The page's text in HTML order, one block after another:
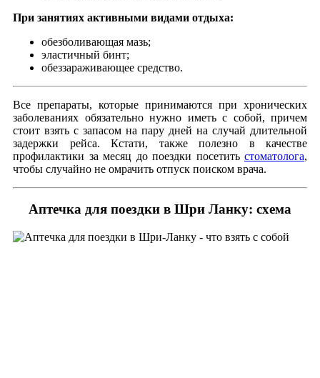
При занятиях активными видами отдыха:
обезболивающая мазь;
эластичный бинт;
обеззараживающее средство.
Все препараты, которые принимаются при хронических
заболеваниях обязательно нужно иметь с собой, причем
стоит взять с запасом на пару дней на случай длительной
задержки рейса. Кстати, также полезно в качестве
профилактики за месяц до поездки посетить стоматолога,
чтобы случайно не омрачить отпуск поиском врача.
Аптечка для поездки в Шри Ланку: схема